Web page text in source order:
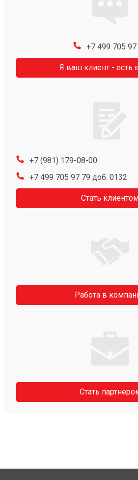
+7 499 705 97
Я ваш клиент - есть
+7 (981) 179-08-00
+7 499 705 97 79 доб. 0132
Стать
Работа в
Стать